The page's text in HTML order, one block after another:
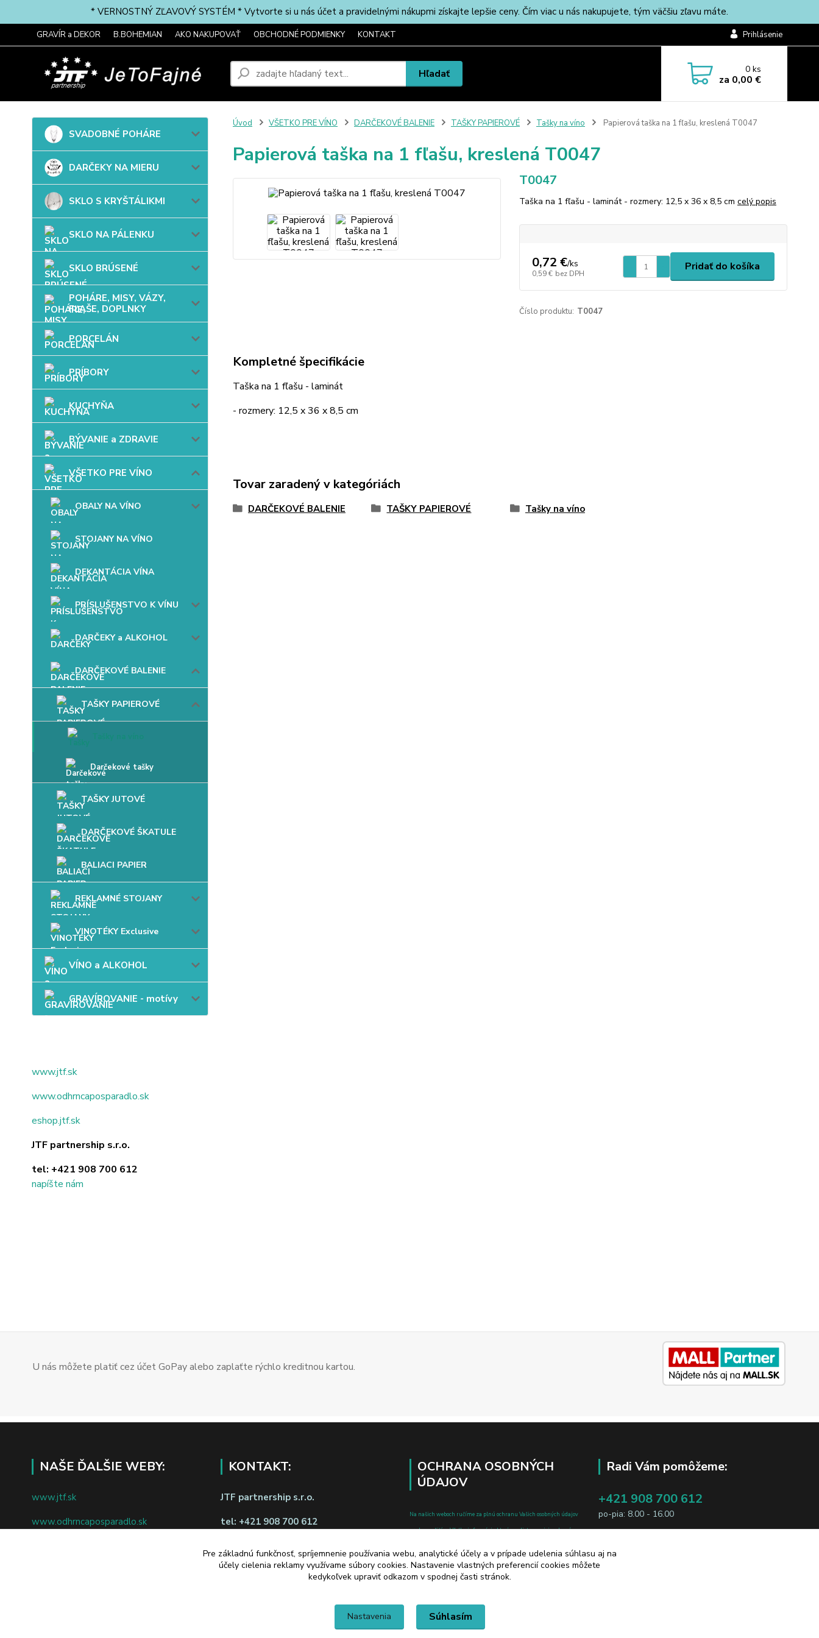
* VERNOSTNÝ ZĽAVOVÝ SYSTÉM * Vytvorte si u nás účet a pravidelnými nákupmi získajte lepšie ceny. Čím viac u nás nakupujete, tým väčšiu zľavu máte.
GRAVÍR a DEKOR B.BOHEMIAN AKO NAKUPOVAŤ OBCHODNÉ PODMIENKY KONTAKT Prihlásenie
Hľadať 0ks
za 0,00 €
SVADOBNÉ POHÁRE
DARČEKY NA MIERU
SKLO S KRYŠTÁLIKMI
SKLO NA PÁLENKU
SKLO BRÚSENÉ
POHÁRE, MISY, VÁZY,
FĽAŠE, DOPLNKY
PORCELÁN
PRÍBORY
KUCHYŇA
BÝVANIE a ZDRAVIE
VŠETKO PRE VÍNO
OBALY NA VÍNO
STOJANY NA VÍNO
DEKANTÁCIA VÍNA
PRÍSLUŠENSTVO K VÍNU
DARČEKY a ALKOHOL
DARČEKOVÉ BALENIE
TAŠKY PAPIEROVÉ
Darčekové tašky
TAŠKY JUTOVÉ
DARČEKOVÉ ŠKATULE
BALIACI PAPIER
REKLAMNÉ STOJANY
VINOTÉKY Exclusive
VÍNO a ALKOHOL
GRAVÍROVANIE - motívy
www.jtf.sk
www.odhrncaposparadlo.sk
eshop.jtf.sk
JTF partnership s.r.o.
tel: +421 908 700 612
napíšte nám
Úvod VŠETKO PRE VÍNO DARČEKOVÉ BALENIE TAŠKY PAPIEROVÉ Tašky na víno Papierová taška na 1 fľašu, kreslená T0047
Papierová taška na 1 fľašu, kreslená T0047
T0047
Taška na 1 fľašu - laminát - rozmery: 12,5 x 36 x 8,5 cm celý popis
0,72 €/ks
0,59 € bez DPH
Pridať do košíka
Číslo produktu: T0047
Kompletné špecifikácie
Taška na 1 fľašu - laminát
- rozmery: 12,5 x 36 x 8,5 cm
Tovar zaradený v kategóriách
DARČEKOVÉ BALENIE TAŠKY PAPIEROVÉ Tašky na víno
U nás môžete platiť cez účet GoPay alebo zaplaťte rýchlo kreditnou kartou.
NAŠE ĎALŠIE WEBY:
www.jtf.sk
www.odhrncaposparadlo.sk
KONTAKT:
JTF partnership s.r.o.
tel: +421 908 700 612
napíšte nám
Odstúpiť od zmluvy tu
OCHRANA OSOBNÝCH
ÚDAJOV
Na našich weboch ručíme za plnú ochranu Vašich osobných údajov
pred zneužitím. Všetky informácie, ktoré uvediete o svojej osobe, sú
a o zmene a doplnení niektorých zákonov.
Radi Vám pomôžeme:
+421 908 700 612
po-pia: 8.00 - 16.00
Pre základnú funkčnosť, spríjemnenie používania webu, analytické účely a v prípade udelenia súhlasu aj na
účely cielenia reklamy využívame súbory cookies. Nastavenie vlastných preferencií cookies môžete
kedykoľvek upraviť odkazom v spodnej časti stránok.
Nastavenia Súhlasím